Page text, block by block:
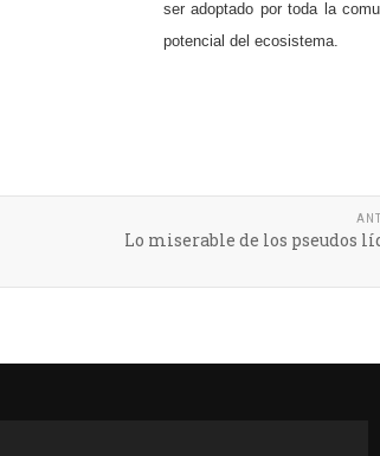
ser adoptado por toda la
potencial del ecosistema.
Lo miserable de los pseudos